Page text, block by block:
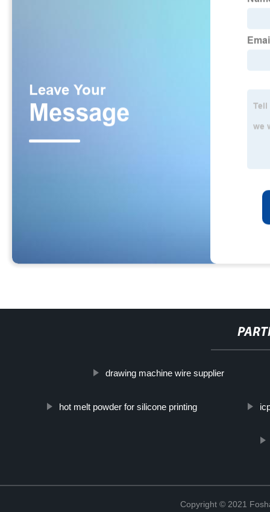
drawing machine wire supplier
hot melt powder for silicone printing
Copyright © 2021